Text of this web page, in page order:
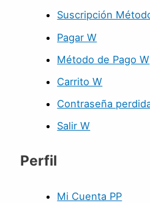
Suscripción
Pagar W
Método de Pago W
Carrito W
Contraseña
Salir W
Perfil
Mi Cuenta PP